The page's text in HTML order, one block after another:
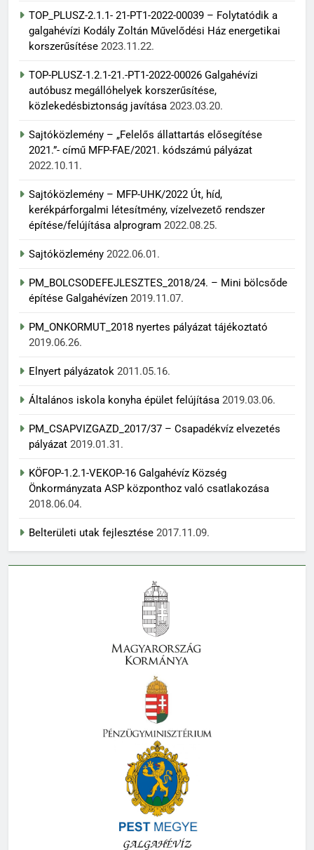
TOP_PLUSZ-2.1.1- 21-PT1-2022-00039 – Folytatódik a
galgahévízi Kodály Zoltán Művelődési Ház energetikai
korszerűsítése 2023.11.22.
TOP-PLUSZ-1.2.1-21.-PT1-2022-00026 Galgahévízi
autóbusz megállóhelyek korszerűsítése,
közlekedésbiztonság javítása 2023.03.20.
Sajtóközlemény – „Felelős állattartás elősegítése
2021.”- című MFP-FAE/2021. kódszámú pályázat
2022.10.11.
Sajtóközlemény – MFP-UHK/2022 Út, híd,
kerékpárforgalmi létesítmény, vízelvezető rendszer
építése/felújítása alprogram 2022.08.25.
Sajtóközlemény 2022.06.01.
PM_BOLCSODEFEJLESZTES_2018/24. – Mini bölcsőde
építése Galgahévízen 2019.11.07.
PM_ONKORMUT_2018 nyertes pályázat tájékoztató
2019.06.26.
Elnyert pályázatok 2011.05.16.
Általános iskola konyha épület felújítása 2019.03.06.
PM_CSAPVIZGAZD_2017/37 – Csapadékvíz elvezetés
pályázat 2019.01.31.
KÖFOP-1.2.1-VEKOP-16 Galgahévíz Község
Önkormányzata ASP központhoz való csatlakozása
2018.06.04.
Belterületi utak fejlesztése 2017.11.09.